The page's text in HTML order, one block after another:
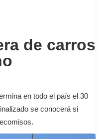
de carros
en todo el país el 30
se conocerá si